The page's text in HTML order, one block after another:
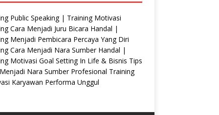
Public Speaking | Training Motivasi
Cara Menjadi Juru Bicara Handal |
Menjadi Pembicara Percaya Yang Diri
Cara Menjadi Nara Sumber Handal |
Motivasi Goal Setting In Life & Bisnis Tips
Nara Sumber Profesional Training
Karyawan Performa Unggul